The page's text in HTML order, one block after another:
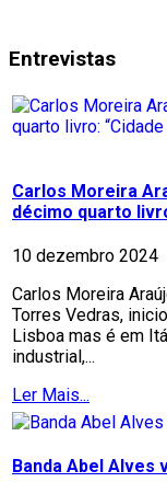
Entrevistas
Carlos Moreira
décimo quarto
10 dezembro 2024
Carlos Moreira
Torres Vedras,
Lisboa mas é em
industrial,...
Ler Mais...
Banda Abel Alves